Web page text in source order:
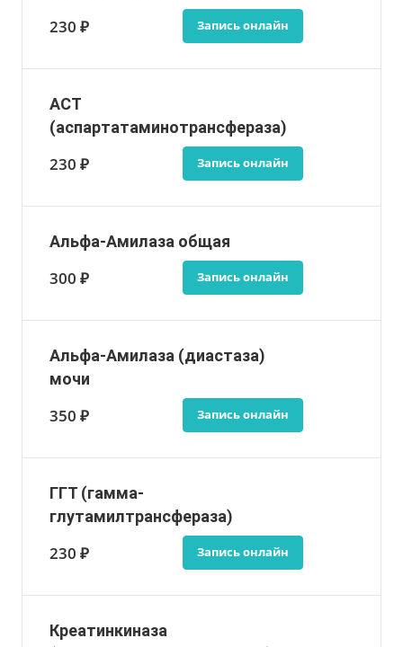
230 ₽ Запись онлайн
АСТ
(аспартатаминотрансфераза)
230 ₽ Запись онлайн
Альфа-Амилаза общая
300 ₽ Запись онлайн
Альфа-Амилаза (диастаза)
мочи
350 ₽ Запись онлайн
ГГТ (гамма-
глутамилтрансфераза)
230 ₽ Запись онлайн
Креатинкиназа